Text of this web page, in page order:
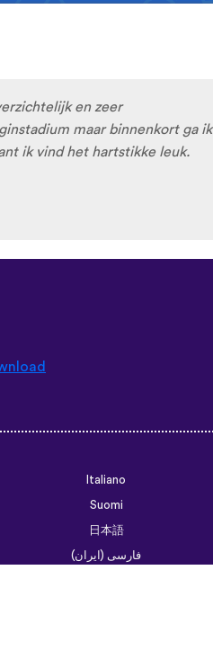
en zeer
maar binnenkort ga ik
ik vind het hartstikke leuk.
Italiano
Suomi
日本語
فارسی (ایران)